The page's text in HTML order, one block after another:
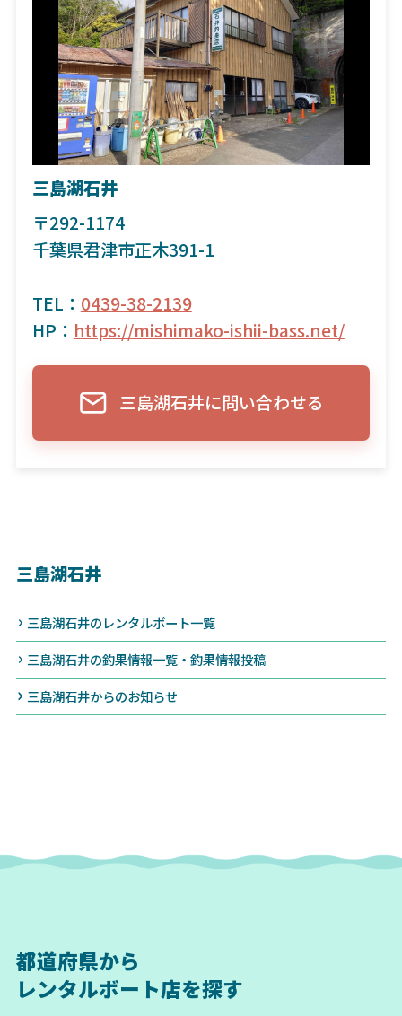
三島湖石井
〒292-1174
千葉県君津市正木391-1
TEL： 0439-38-2139
HP： https://mishimako-ishii-bass.net/
三島湖石井に問い合わせる
三島湖石井
三島湖石井のレンタルボート一覧
三島湖石井の釣果情報一覧・釣果情報投稿
三島湖石井からのお知らせ
都道府県から
レンタルボート店を探す